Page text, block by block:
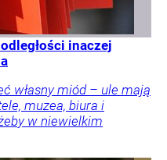
inaczej
własny miód – ule mają
muzea, biura i
w niewielkim